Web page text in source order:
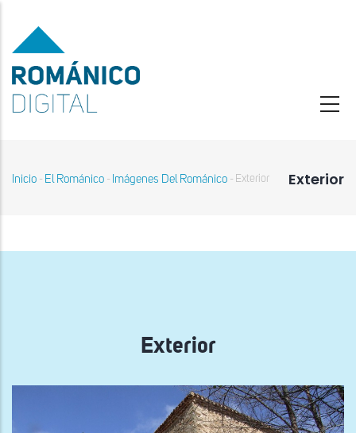
contenido
principal
Exterior
Sobrescribir
navegación
Inicio - El Románico - Imágenes Del Románico - Exterior
Exterior